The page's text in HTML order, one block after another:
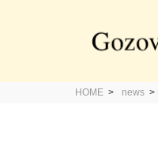
HOME > news >